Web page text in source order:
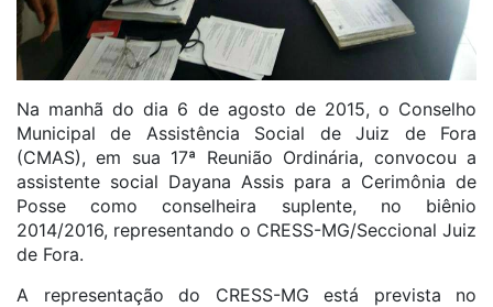
Na manhã do dia 6 de agosto de 2015, o Conselho
Municipal de Assistência Social de Juiz de Fora
(CMAS), em sua 17ª Reunião Ordinária, convocou a
assistente social Dayana Assis para a Cerimônia de
Posse como conselheira suplente, no biênio
2014/2016, representando o CRESS-MG/Seccional Juiz
de Fora.
A representação do CRESS-MG está prevista no